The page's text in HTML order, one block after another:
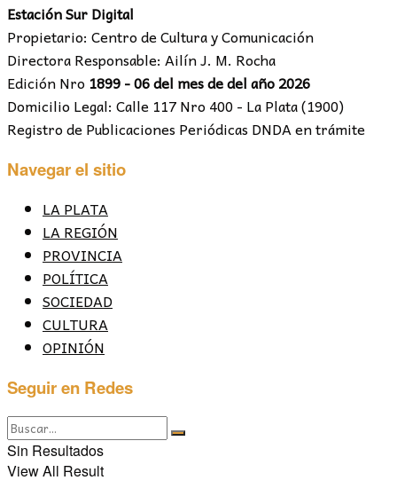
Estación Sur Digital
Propietario: Centro de Cultura y Comunicación
Directora Responsable: Ailín J. M. Rocha
Edición Nro 1899 - 06 del mes de del año 2026
Domicilio Legal: Calle 117 Nro 400 - La Plata (1900)
Registro de Publicaciones Periódicas DNDA en trámite
Navegar el sitio
LA PLATA
LA REGIÓN
PROVINCIA
POLÍTICA
SOCIEDAD
CULTURA
OPINIÓN
Seguir en Redes
Sin Resultados
View All Result